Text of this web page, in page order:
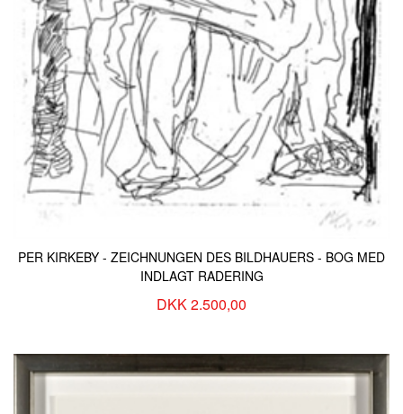
PER KIRKEBY - ZEICHNUNGEN DES BILDHAUERS - BOG MED
INDLAGT RADERING
DKK 2.500,00